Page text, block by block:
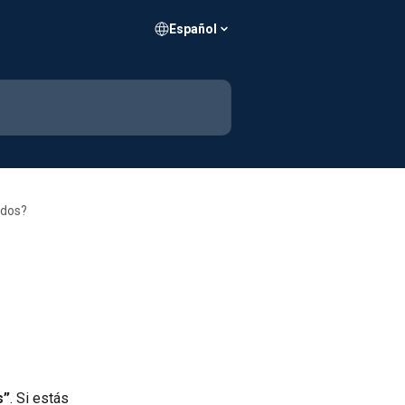
Español
. Si estás